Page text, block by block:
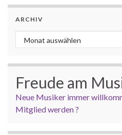
ARCHIV
Archiv
Freude am
Neue Musiker immer
Mitglied werden ?